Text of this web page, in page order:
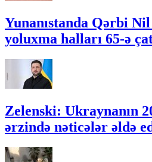
Yunanıstanda Qərbi
yoluxma halları 65-ə
Zelenski: Ukraynanın
ərzində nəticələr əldə